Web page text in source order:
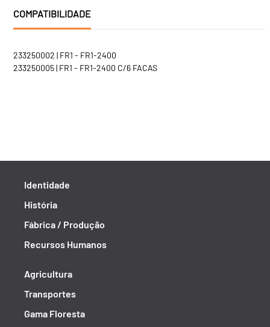
COMPATIBILIDADE
233250002 | FR1 - FR1-2400
233250005 | FR1 - FR1-2400 C/6 FACAS
Identidade
História
Fábrica / Produção
Recursos Humanos
Agricultura
Transportes
Gama Floresta